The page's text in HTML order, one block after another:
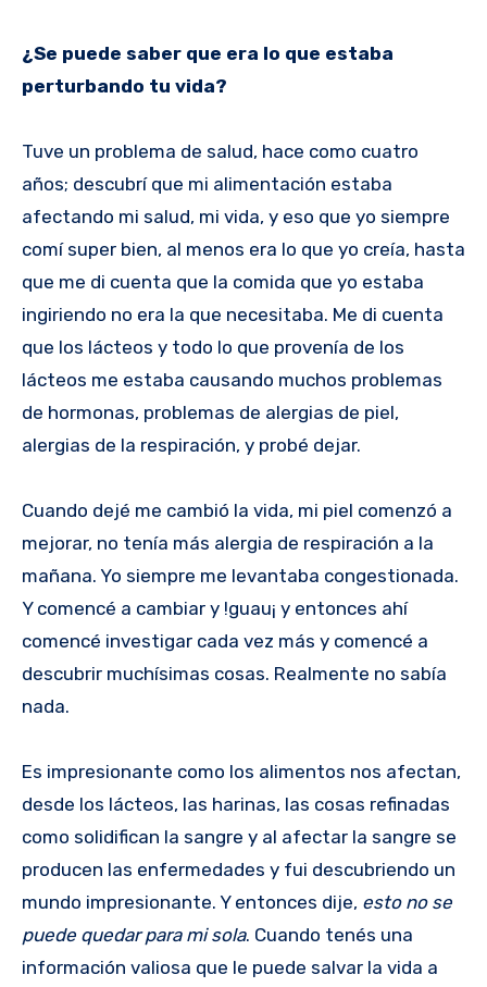
¿Se puede saber que era lo que estaba
perturbando tu vida?
Tuve un problema de salud, hace como cuatro
años; descubrí que mi alimentación estaba
afectando mi salud, mi vida, y eso que yo siempre
comí super bien, al menos era lo que yo creía, hasta
que me di cuenta que la comida que yo estaba
ingiriendo no era la que necesitaba. Me di cuenta
que los lácteos y todo lo que provenía de los
lácteos me estaba causando muchos problemas
de hormonas, problemas de alergias de piel,
alergias de la respiración, y probé dejar.
Cuando dejé me cambió la vida, mi piel comenzó a
mejorar, no tenía más alergia de respiración a la
mañana. Yo siempre me levantaba congestionada.
Y comencé a cambiar y !guau¡ y entonces ahí
comencé investigar cada vez más y comencé a
descubrir muchísimas cosas. Realmente no sabía
nada.
Es impresionante como los alimentos nos afectan,
desde los lácteos, las harinas, las cosas refinadas
como solidifican la sangre y al afectar la sangre se
producen las enfermedades y fui descubriendo un
mundo impresionante. Y entonces dije, esto no se
puede quedar para mi sola. Cuando tenés una
información valiosa que le puede salvar la vida a